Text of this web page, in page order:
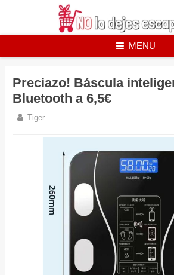
MENU
Preciazo! Báscula
Bluetooth a 6,5€
Tiger